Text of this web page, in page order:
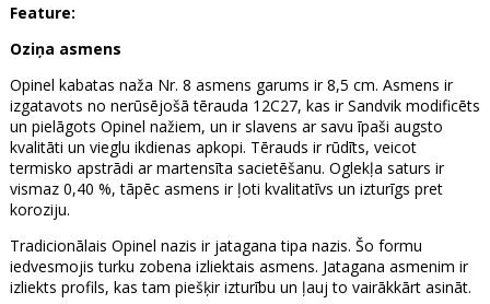
Feature:
Oziņa asmens
Opinel kabatas naža Nr. 8 asmens garums ir 8,5 cm. Asmens ir
izgatavots no nerūsējošā tērauda 12C27, kas ir Sandvik modificēts
un pielāgots Opinel nažiem, un ir slavens ar savu īpaši augsto
kvalitāti un vieglu ikdienas apkopi. Tērauds ir rūdīts, veicot
termisko apstrādi ar martensīta sacietēšanu. Oglekļa saturs ir
vismaz 0,40 %, tāpēc asmens ir ļoti kvalitatīvs un izturīgs pret
koroziju.
Tradicionālais Opinel nazis ir jatagana tipa nazis. Šo formu
iedvesmojis turku zobena izliektais asmens. Jatagana asmenim ir
izliekts profils, kas tam piešķir izturību un ļauj to vairākkārt asināt.